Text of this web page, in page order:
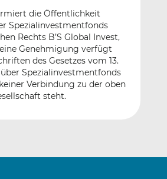
die Öffentlichkeit
Spezialinvestmentfonds
Rechts B’S Global Invest,
Genehmigung verfügt
des Gesetzes vom 13.
Spezialinvestmentfonds
Verbindung zu der oben
steht.